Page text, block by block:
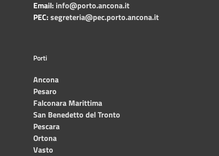
Email: info@porto.ancona.it
PEC:segreteria@pec.porto.ancona.it
Porti
Ancona
Pesaro
Falconara Marittima
San Benedetto del Tronto
Pescara
Ortona
Vasto